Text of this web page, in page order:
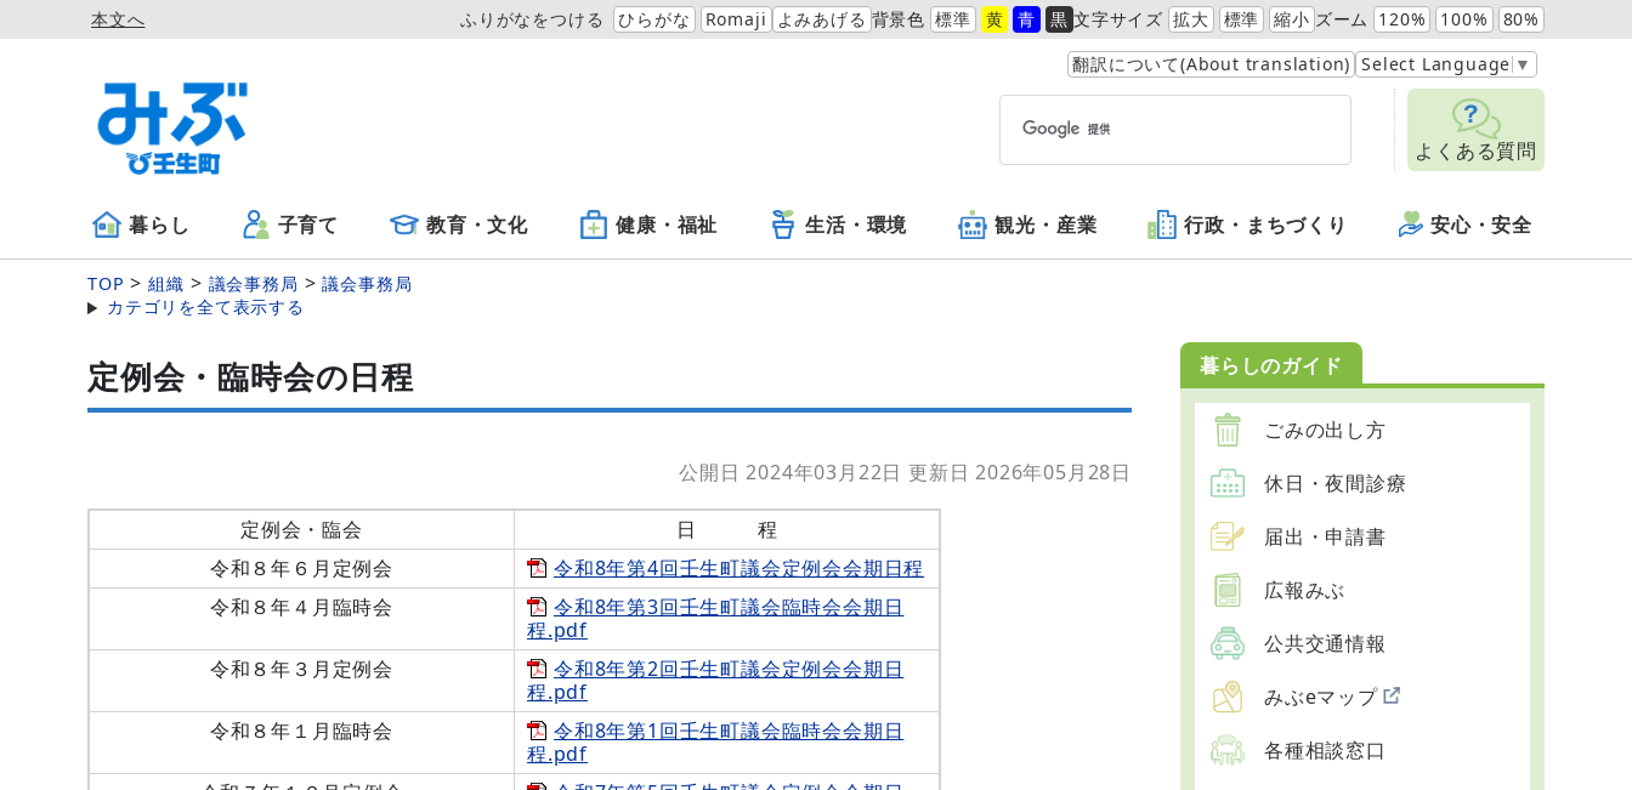
本文へ ふりがなをつける ひらがな Romaji よみあげる 背景色 標準 黄 青 黒 文字サイズ 拡大 標準 縮小 ズーム 120% 100%
80%
翻訳について(About translation) Select Language ▼
よくある質問
暮らし 子育て 教育・文化 健康・福祉 生活・環境 観光・産業 行政・まちづくり 安心・安全
TOP 組織 議会事務局
議会事務局
カテゴリを全て表示する
定例会・臨時会の日程
公開日 2024年03月22日 更新日 2026年05月28日
定例会・臨会
日 程
令和８年６月定例会
令和8年第4回壬生町議会定例会会期日程
令和８年４月臨時会
令和8年第3回壬生町議会臨時会会期日
程.pdf
令和８年３月定例会
令和8年第2回壬生町議会定例会会期日
程.pdf
令和８年１月臨時会
令和8年第1回壬生町議会臨時会会期日
程.pdf
暮らしのガイド
ごみの出し方
休日・夜間診療
届出・申請書
広報みぶ
公共交通情報
みぶeマップ
各種相談窓口